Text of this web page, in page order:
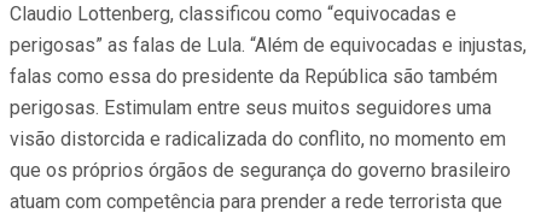
Claudio Lottenberg, classificou como “equivocadas e
perigosas” as falas de Lula. “Além de equivocadas e injustas,
falas como essa do presidente da República são também
perigosas. Estimulam entre seus muitos seguidores uma
visão distorcida e radicalizada do conflito, no momento em
que os próprios órgãos de segurança do governo brasileiro
atuam com competência para prender a rede terrorista que